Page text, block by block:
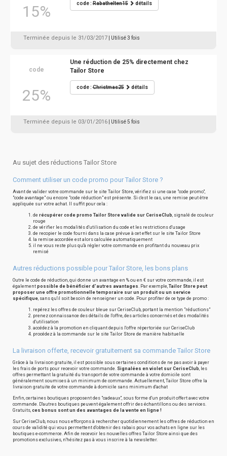
15% code :Rabathelten15 détails
Terminée depuis le 31/03/2017 | Utilisé 3 fois
code
25%
Une réduction de 25% directement chez
Tailor Store
code :Christmas25 détails
Terminée depuis le 03/01/2016 | Utilisé 5 fois
Au sujet des réductions Tailor Store
Comment utiliser un code promo pour Tailor Store ?
Avant de valider votre commande sur le site Tailor Store, vérifiez si une case "code promo",
"code avantage" ou encore "code réduction" est présente. Si c'est le cas, une remise peut être
appliquée sur votre achat. Il suffit pour cela :
de récupérer code promo Tailor Store valide sur CeriseClub, signalé de couleur
rouge
de vérifier les modalités d'utilisation du code et les restrictions d'usage
de recopier le code fourni dans la case prévue à cet effet sur le site Tailor Store
la remise accordée est alors calculée automatiquement
il ne vous reste plus qu'à régler votre commande en profitant du nouveau prix
remisé
Autres réductions possible pour Tailor Store, les bons plans
Outre le code de réduction, qui donne un avantage en % ou en € sur votre commande, il est
également possible de bénéficier d'autres avantages. Par exemple,Tailor Store peut
proposer une offre promotionnelle temporaire sur un produit ou un service
spécifique, sans qu'il soit besoin de renseigner un code. Pour profiter de ce type de promo :
repérez les offres de couleur bleue sur CeriseClub, portant la mention "réductions"
prenez connaissance des détails de l'offre, des articles concernés et des modalités
d'utilisation
accédez à la promotion en cliquant depuis l'offre répertoriée sur CeriseClub
procédez à la commande sur le site Tailor Store de manière habituelle
La livraison offerte, recevoir gratuitement sa commande Tailor Store
Grâce à la livraison gratuite, il est possible sous certaines conditions de ne pas avoir à payer
les frais de ports pour recevoir votre commande. Signalées en violet sur CeriseClub, les
offres permettant la gratuité du transport de votre commande à votre domicile sont
généralement soumises à un minimum de commande. Actuellement, Tailor Store offre la
livraison gratuite de votre commande à domicile sans minimum d'achat
Enfin, certaines boutiques proposent des "cadeaux", sous forme d'un produit offert avec votre
commande. D'autres boutiques peuvent également offrir des échantillons ou des services.
Gratuits, ces bonus sont un des avantages de la vente en ligne !
Sur CeriseClub, nous nous efforçons à rechercher quotidiennement les offres de réduction en
cours de validité qui vous permettent d'obtenir des rabais pour vos achats en ligne sur les
boutiques e-commerce. Afin de recevoir les nouvelles offres Tailor Store ainsi que des
promotions exclusives, n'hésitez pas à vous inscrire à la newsletter.